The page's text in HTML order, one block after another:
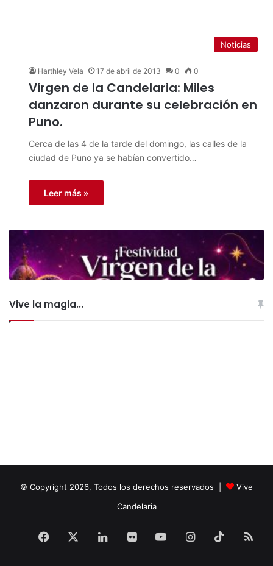
Noticias
Harthley Vela 17 de abril de 2013 0 0
Virgen de la Candelaria: Miles
danzaron durante su celebración en
Puno.
Cerca de las 4 de la tarde del domingo, las calles de la
ciudad de Puno ya se habían convertido…
Leer más »
Vive la magia...
© Copyright 2026, Todos los derechos reservados |
Vive
Candelaria
Facebook LinkedInFlickr YouTubeInstagram
TikTok